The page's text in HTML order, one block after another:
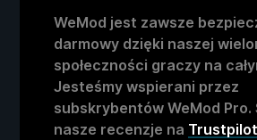
WeMod jest zawsze
darmowy dzięki naszej
społeczności graczy na
Jesteśmy wspierani przez
subskrybentów WeMod Pro.
nasze recenzje na Trustpilot